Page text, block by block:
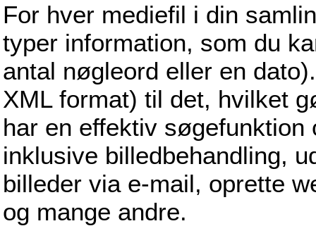
For hver mediefil i din
typer information, som du
antal nøgleord eller en
XML format) til det, hvilket
har en effektiv søgefunktion
inklusive billedbehandling,
billeder via e-mail, oprette
og mange andre.